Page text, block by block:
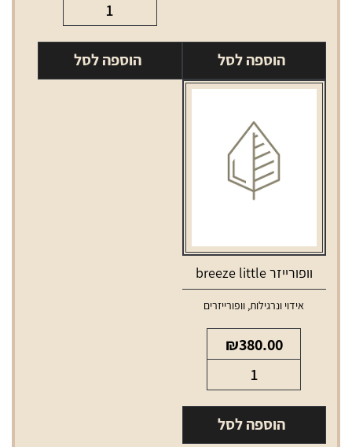
הוספה לסל
של
סליל
סמוק
הוספה לסל
וופורייזר breeze little
אידוי ונרגילות, וופורייזרים
₪380.00
של
וופורייזר
breeze
הוספה לסל